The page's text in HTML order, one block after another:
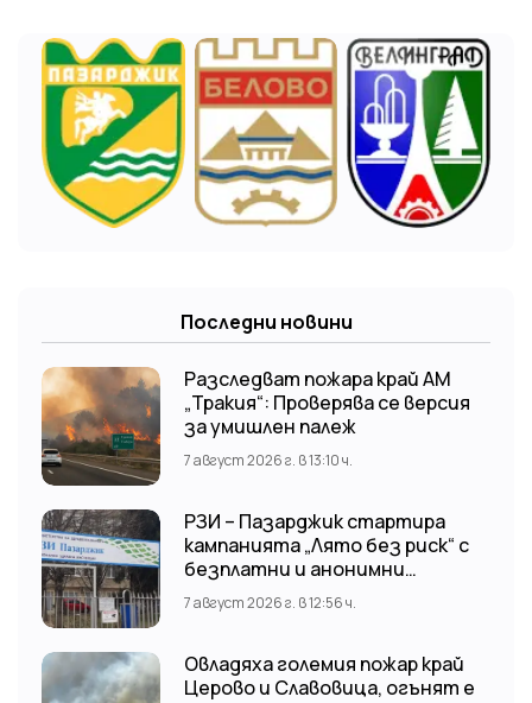
Последни новини
Разследват пожара край АМ
„Тракия“: Проверява се версия
за умишлен палеж
7 август 2026 г. в 13:10 ч.
РЗИ – Пазарджик стартира
кампанията „Лято без риск“ с
безплатни и анонимни
изследвания за ХИВ
7 август 2026 г. в 12:56 ч.
Овладяха големия пожар край
Церово и Славовица, огънят е